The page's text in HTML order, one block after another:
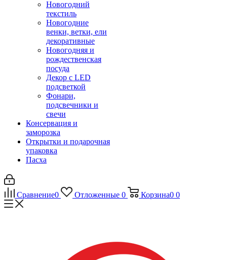
Новогодний
текстиль
Новогодние
венки, ветки, ели
декоративные
Новогодняя и
рождественская
посуда
Декор с LED
подсветкой
Фонари,
подсвечники и
свечи
Консервация и
заморозка
Открытки и подарочная
упаковка
Пасха
Сравнение0 Отложенные 0 Корзина0 0